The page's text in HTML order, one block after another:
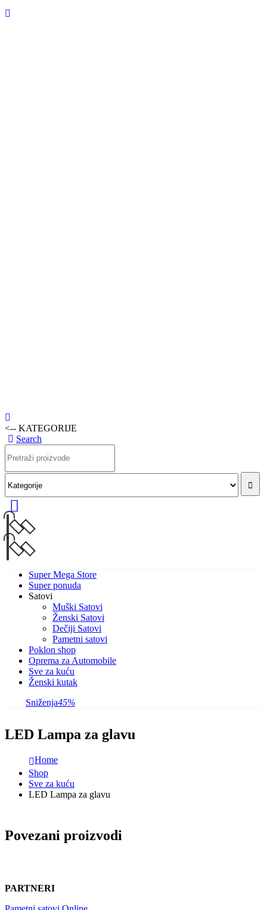
<-- KATEGORIJE
Search
Super Mega Store
Super ponuda
Satovi
Muški Satovi
Ženski Satovi
Dečiji Satovi
Pametni satovi
Poklon shop
Oprema za Automobile
Sve za kuću
Ženski kutak
Sniženja45%
LED Lampa za glavu
Home
Shop
Sve za kuću
LED Lampa za glavu
Povezani proizvodi
PARTNERI